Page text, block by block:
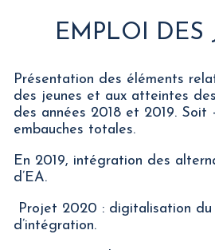
EMPLOI DES
Présentation des éléments
des jeunes et aux atteintes
des années 2018 et 2019. Soit
embauches totales.
En 2019, intégration des
d’EA.
Projet 2020 : digitalisation du
d’intégration.